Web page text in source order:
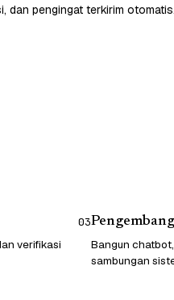
dan pengingat terkirim otomatis.
verifikasi
03
Bangun
sambungan